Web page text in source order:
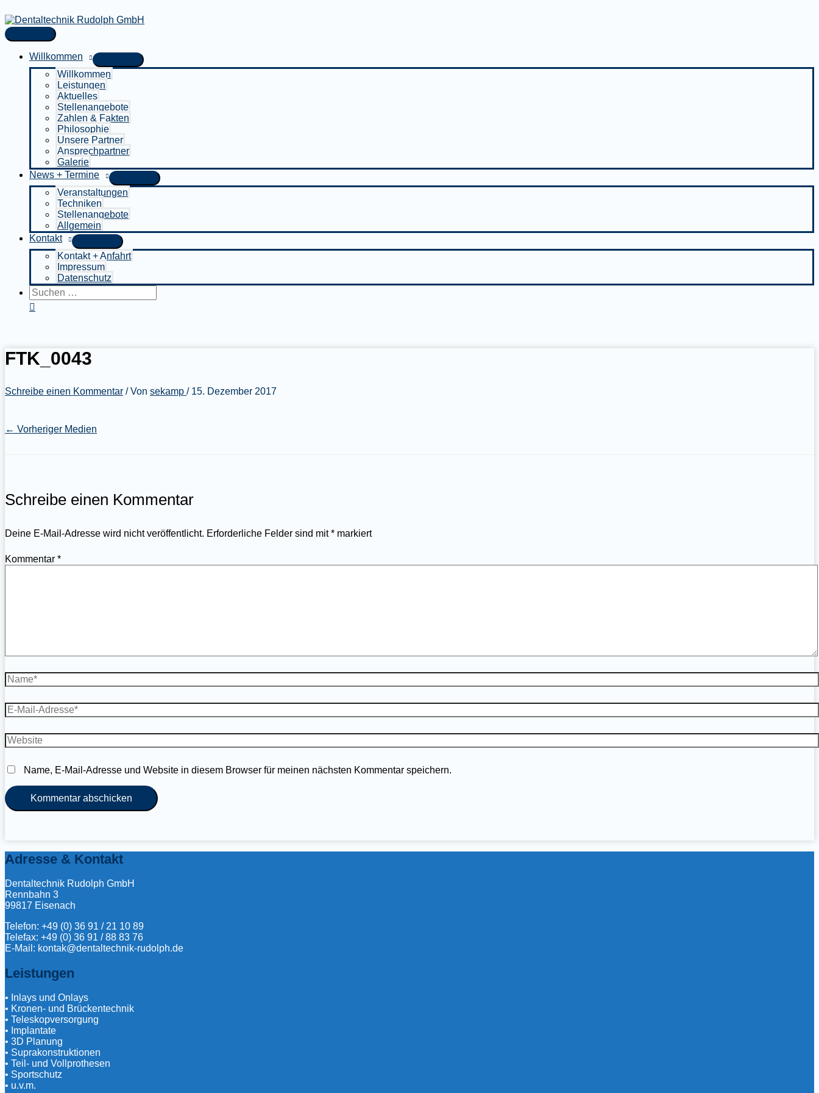
Inhalt
springen
Hauptmenü
Willkommen
Willkommen
Leistungen
Aktuelles
Stellenangebote
Zahlen & Fakten
Philosophie
Unsere Partner
Ansprechpartner
Galerie
News + Termine
Veranstaltungen
Techniken
Stellenangebote
Allgemein
Kontakt
Kontakt + Anfahrt
Impressum
Datenschutz
Suchen
nach:
FTK_0043
Schreibe einen Kommentar / Von sekamp / 15. Dezember 2017
← Vorheriger Medien
Schreibe einen Kommentar
Deine E-Mail-Adresse wird nicht veröffentlicht. Erforderliche Felder sind mit* markiert
Kommentar *
Name*
E-
Mail-
Website
Name, E-Mail-Adresse und Website in diesem Browser für meinen nächsten Kommentar speichern.
Adresse & Kontakt
Dentaltechnik Rudolph GmbH
Rennbahn 3
99817 Eisenach
Telefon: +49 (0) 36 91 / 21 10 89
Telefax: +49 (0) 36 91 / 88 83 76
E-Mail: kontak@dentaltechnik-rudolph.de
Leistungen
• Inlays und Onlays
• Kronen- und Brückentechnik
• Teleskopversorgung
• Implantate
• 3D Planung
• Suprakonstruktionen
• Teil- und Vollprothesen
• Sportschutz
• u.v.m.